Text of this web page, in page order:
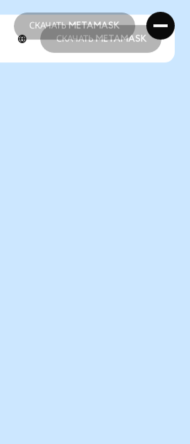
СКАЧАТЬ METAMASK
СКАЧАТЬ METAMASK
СКАЧАТЬ METAMASK